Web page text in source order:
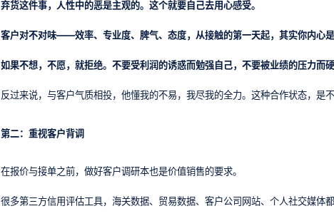
弃货这件事，人性中的恶是主观的。这个就要自己去用心感受。
客户对不对味——效率、专业度、脾气、态度，从接触的第一天起，其实你内心是
如果不想，不愿，就拒绝。不要受利润的诱惑而勉强自己，不要被业绩的压力而
反过来说，与客户气质相投，他懂我的不易，我尽我的全力。这种合作状态，是不
第二：重视客户背调
在报价与接单之前，做好客户调研本也是价值销售的要求。
很多第三方信用评估工具，海关数据、贸易数据、客户公司网站、个人社交媒体